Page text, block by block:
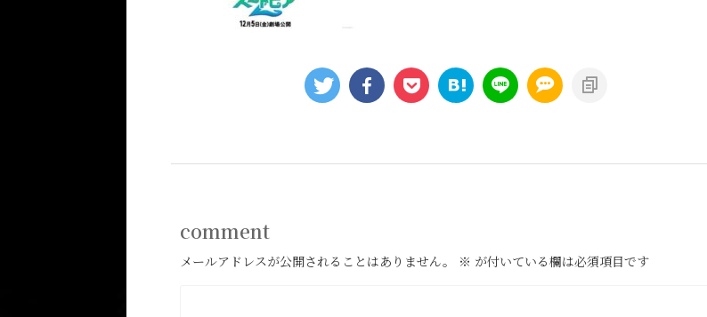
comment
メールアドレスが公開されることはありません。 ※ が付いている欄は必須項目です